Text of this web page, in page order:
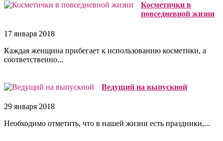
Косметички в
повседневной жизни
17 января 2018
Каждая женщина прибегает к использованию косметики, а
соответственно...
Ведущий на выпускной
29 января 2018
Необходимо отметить, что в нашей жизни есть праздники,...